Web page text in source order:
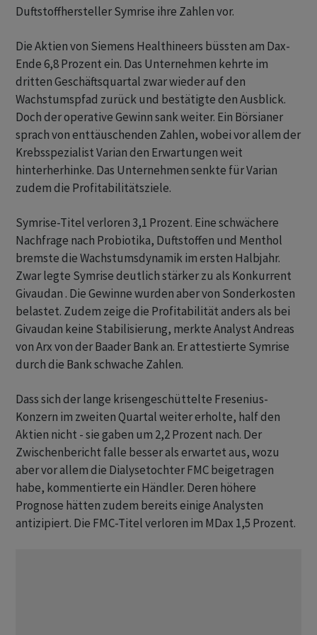
Duftstoffhersteller Symrise ihre Zahlen vor.
Die Aktien von Siemens Healthineers büssten am Dax-
Ende 6,8 Prozent ein. Das Unternehmen kehrte im
dritten Geschäftsquartal zwar wieder auf den
Wachstumspfad zurück und bestätigte den Ausblick.
Doch der operative Gewinn sank weiter. Ein Börsianer
sprach von enttäuschenden Zahlen, wobei vor allem der
Krebsspezialist Varian den Erwartungen weit
hinterherhinke. Das Unternehmen senkte für Varian
zudem die Profitabilitätsziele.
Symrise-Titel verloren 3,1 Prozent. Eine schwächere
Nachfrage nach Probiotika, Duftstoffen und Menthol
bremste die Wachstumsdynamik im ersten Halbjahr.
Zwar legte Symrise deutlich stärker zu als Konkurrent
Givaudan . Die Gewinne wurden aber von Sonderkosten
belastet. Zudem zeige die Profitabilität anders als bei
Givaudan keine Stabilisierung, merkte Analyst Andreas
von Arx von der Baader Bank an. Er attestierte Symrise
durch die Bank schwache Zahlen.
Dass sich der lange krisengeschüttelte Fresenius-
Konzern im zweiten Quartal weiter erholte, half den
Aktien nicht - sie gaben um 2,2 Prozent nach. Der
Zwischenbericht falle besser als erwartet aus, wozu
aber vor allem die Dialysetochter FMC beigetragen
habe, kommentierte ein Händler. Deren höhere
Prognose hätten zudem bereits einige Analysten
antizipiert. Die FMC-Titel verloren im MDax 1,5 Prozent.